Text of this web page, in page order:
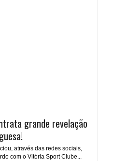
grande revelação
através das redes sociais,
com o Vitória Sport Clube...